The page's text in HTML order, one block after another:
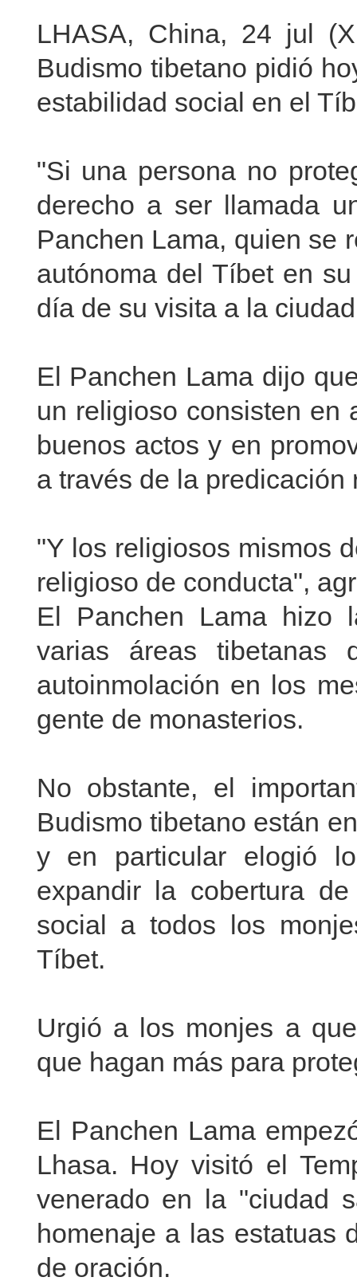
LHASA, China, 24 jul
Budismo tibetano pidió
estabilidad social en el
"Si una persona no
derecho a ser llamada
Panchen Lama, quien se
autónoma del Tíbet en
día de su visita a la
El Panchen Lama dijo
un religioso consisten en
buenos actos y en
a través de la predicación
"Y los religiosos mismos
religioso de conducta",
El Panchen Lama hizo
varias áreas tibetanas
autoinmolación en los
gente de monasterios.
No obstante, el
Budismo tibetano están
y en particular elogió
expandir la cobertura
social a todos los
Tíbet.
Urgió a los monjes a
que hagan más para
El Panchen Lama
Lhasa. Hoy visitó el
venerado en la "ciudad
homenaje a las estatuas
de oración.